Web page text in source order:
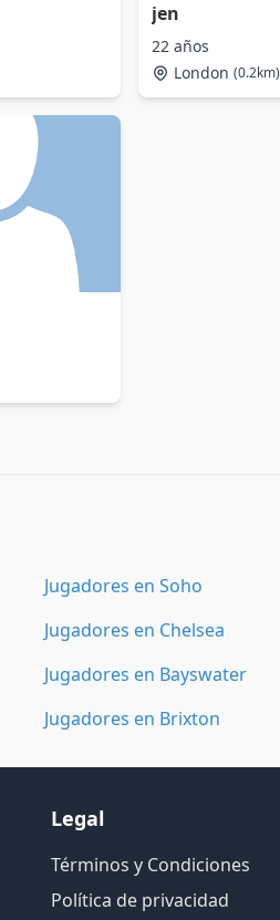
jen
22 años
London (0.2km)
Jugadores en Soho
Jugadores en Chelsea
Jugadores en Bayswater
Jugadores en Brixton
Legal
Términos y Condiciones
Política de privacidad